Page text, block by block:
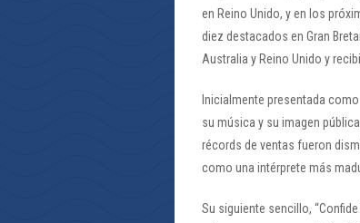
en Reino Unido, y en los
diez destacados en Gran
Australia y Reino Unido y
Inicialmente presentada
su música y su imagen
récords de ventas fueron
como una intérprete más
Su siguiente sencillo,